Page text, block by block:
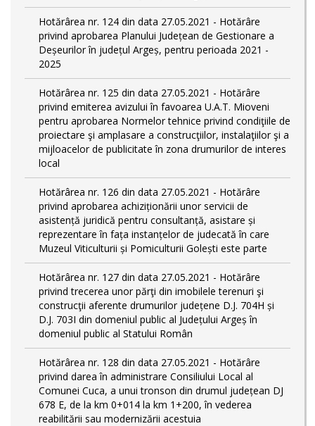
Hotărârea nr. 124 din data 27.05.2021 - Hotărâre
privind aprobarea Planului Județean de Gestionare a
Deșeurilor în județul Argeș, pentru perioada 2021 -
2025
Hotărârea nr. 125 din data 27.05.2021 - Hotărâre
privind emiterea avizului în favoarea U.A.T. Mioveni
pentru aprobarea Normelor tehnice privind condiţiile de
proiectare şi amplasare a construcţiilor, instalaţiilor şi a
mijloacelor de publicitate în zona drumurilor de interes
local
Hotărârea nr. 126 din data 27.05.2021 - Hotărâre
privind aprobarea achiziționării unor servicii de
asistență juridică pentru consultanță, asistare și
reprezentare în fața instanțelor de judecată în care
Muzeul Viticulturii și Pomiculturii Golești este parte
Hotărârea nr. 127 din data 27.05.2021 - Hotărâre
privind trecerea unor părţi din imobilele terenuri şi
construcţii aferente drumurilor județene D.J. 704H și
D.J. 703I din domeniul public al Județului Argeș în
domeniul public al Statului Român
Hotărârea nr. 128 din data 27.05.2021 - Hotărâre
privind darea în administrare Consiliului Local al
Comunei Cuca, a unui tronson din drumul județean DJ
678 E, de la km 0+014 la km 1+200, în vederea
reabilitării sau modernizării acestuia